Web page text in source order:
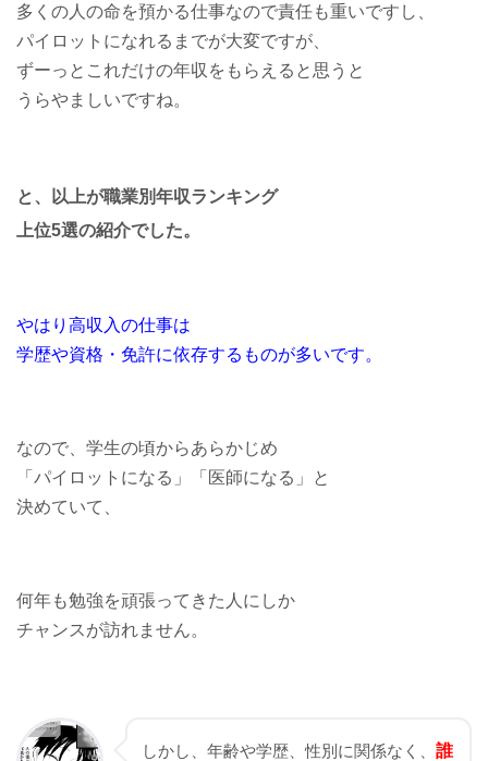
多くの人の命を預かる仕事なので責任も重いですし、
パイロットになれるまでが大変ですが、
ずーっとこれだけの年収をもらえると思うと
うらやましいですね。
と、以上が職業別年収ランキング
上位5選の紹介でした。
やはり高収入の仕事は
学歴や資格・免許に依存するものが多いです。
なので、学生の頃からあらかじめ
「パイロットになる」「医師になる」と
決めていて、
何年も勉強を頑張ってきた人にしか
チャンスが訪れません。
しかし、年齢や学歴、性別に関係なく、 誰